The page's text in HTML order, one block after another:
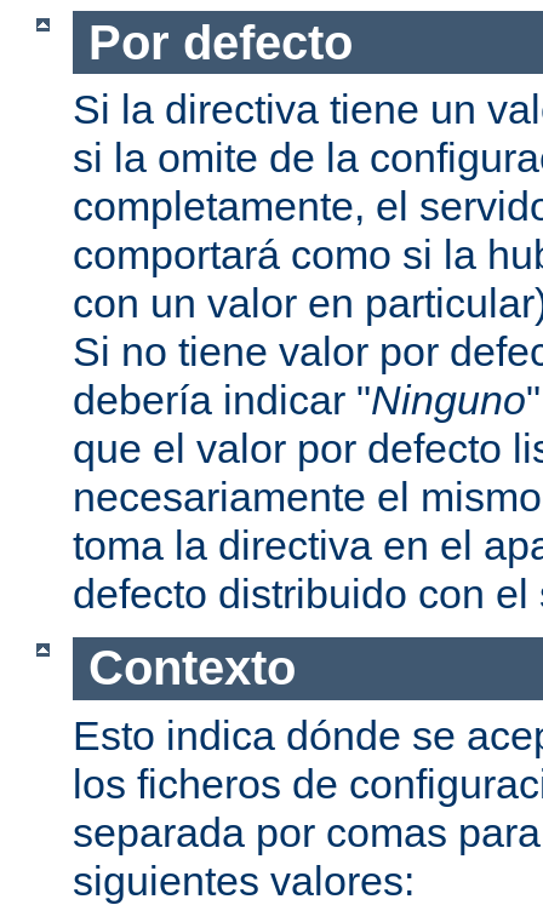
Por defecto
Si la directiva tiene un
si la omite de la
completamente, el
comportará como si la
con un valor en
Si no tiene valor por
debería indicar "Ninguno
que el valor por defecto
necesariamente el
toma la directiva en el
defecto distribuido con el
Contexto
Esto indica dónde se
los ficheros de
separada por comas
siguientes valores: